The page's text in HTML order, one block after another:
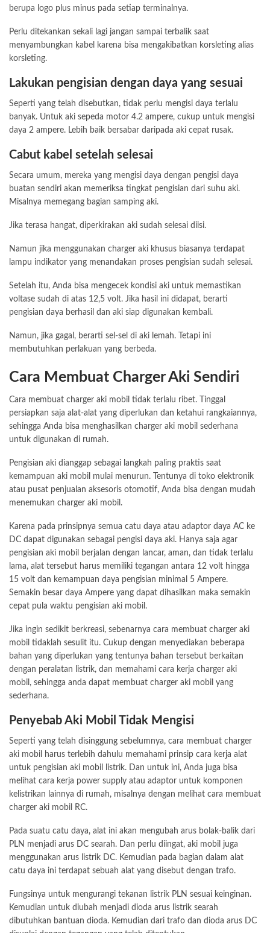
berupa logo plus minus pada setiap terminalnya.
Perlu ditekankan sekali lagi jangan sampai terbalik saat
menyambungkan kabel karena bisa mengakibatkan korsleting alias
korsleting.
Lakukan pengisian dengan daya yang sesuai
Seperti yang telah disebutkan, tidak perlu mengisi daya terlalu
banyak. Untuk aki sepeda motor 4.2 ampere, cukup untuk mengisi
daya 2 ampere. Lebih baik bersabar daripada aki cepat rusak.
Cabut kabel setelah selesai
Secara umum, mereka yang mengisi daya dengan pengisi daya
buatan sendiri akan memeriksa tingkat pengisian dari suhu aki.
Misalnya memegang bagian samping aki.
Jika terasa hangat, diperkirakan aki sudah selesai diisi.
Namun jika menggunakan charger aki khusus biasanya terdapat
lampu indikator yang menandakan proses pengisian sudah selesai.
Setelah itu, Anda bisa mengecek kondisi aki untuk memastikan
voltase sudah di atas 12,5 volt. Jika hasil ini didapat, berarti
pengisian daya berhasil dan aki siap digunakan kembali.
Namun, jika gagal, berarti sel-sel di aki lemah. Tetapi ini
membutuhkan perlakuan yang berbeda.
Cara Membuat Charger Aki Sendiri
Cara membuat charger aki mobil tidak terlalu ribet. Tinggal
persiapkan saja alat-alat yang diperlukan dan ketahui rangkaiannya,
sehingga Anda bisa menghasilkan charger aki mobil sederhana
untuk digunakan di rumah.
Pengisian aki dianggap sebagai langkah paling praktis saat
kemampuan aki mobil mulai menurun. Tentunya di toko elektronik
atau pusat penjualan aksesoris otomotif, Anda bisa dengan mudah
menemukan charger aki mobil.
Karena pada prinsipnya semua catu daya atau adaptor daya AC ke
DC dapat digunakan sebagai pengisi daya aki. Hanya saja agar
pengisian aki mobil berjalan dengan lancar, aman, dan tidak terlalu
lama, alat tersebut harus memiliki tegangan antara 12 volt hingga
15 volt dan kemampuan daya pengisian minimal 5 Ampere.
Semakin besar daya Ampere yang dapat dihasilkan maka semakin
cepat pula waktu pengisian aki mobil.
Jika ingin sedikit berkreasi, sebenarnya cara membuat charger aki
mobil tidaklah sesulit itu. Cukup dengan menyediakan beberapa
bahan yang diperlukan yang tentunya bahan tersebut berkaitan
dengan peralatan listrik, dan memahami cara kerja charger aki
mobil, sehingga anda dapat membuat charger aki mobil yang
sederhana.
Penyebab Aki Mobil Tidak Mengisi
Seperti yang telah disinggung sebelumnya, cara membuat charger
aki mobil harus terlebih dahulu memahami prinsip cara kerja alat
untuk pengisian aki mobil listrik. Dan untuk ini, Anda juga bisa
melihat cara kerja power supply atau adaptor untuk komponen
kelistrikan lainnya di rumah, misalnya dengan melihat cara membuat
charger aki mobil RC.
Pada suatu catu daya, alat ini akan mengubah arus bolak-balik dari
PLN menjadi arus DC searah. Dan perlu diingat, aki mobil juga
menggunakan arus listrik DC. Kemudian pada bagian dalam alat
catu daya ini terdapat sebuah alat yang disebut dengan trafo.
Fungsinya untuk mengurangi tekanan listrik PLN sesuai keinginan.
Kemudian untuk diubah menjadi dioda arus listrik searah
dibutuhkan bantuan dioda. Kemudian dari trafo dan dioda arus DC